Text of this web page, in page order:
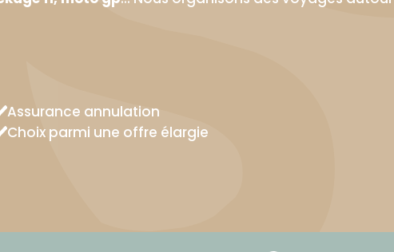
Assurance annulation
Choix parmi une offre élargie